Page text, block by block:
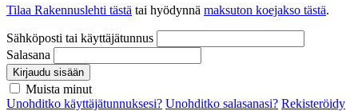
Tilaa Rakennuslehti tästä tai hyödynnä maksuton koejakso tästä.
Sähköposti tai käyttäjätunnus
Salasana
Kirjaudu sisään
Muista minut
Unohditko käyttäjätunnuksesi? Unohditko salasanasi? Rekisteröidy